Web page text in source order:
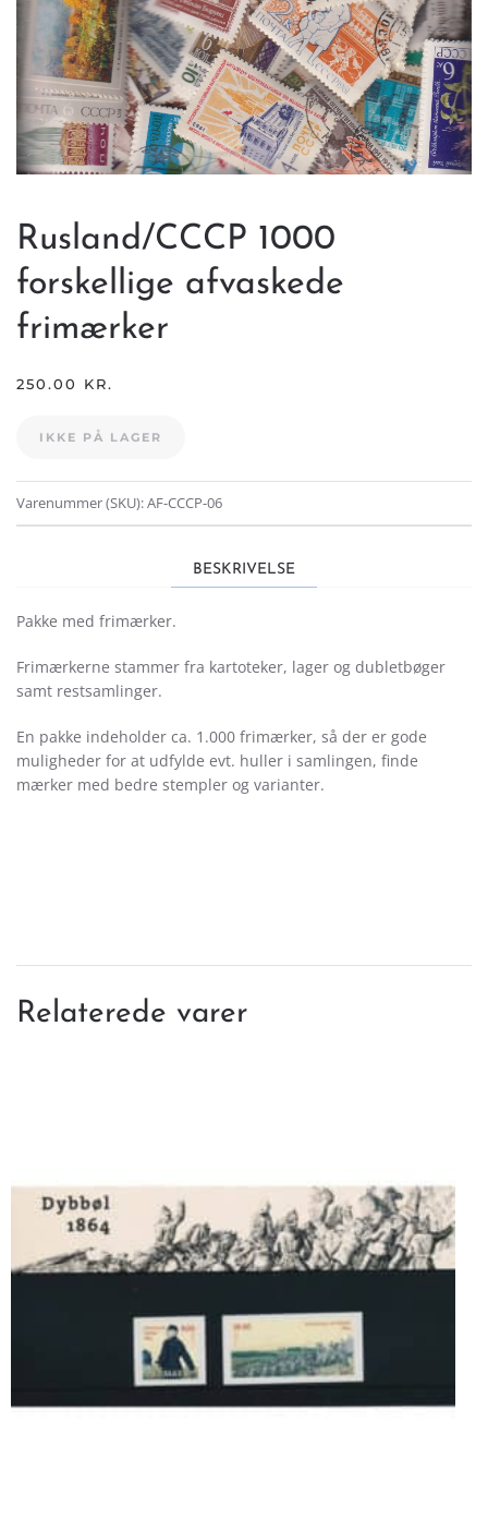
Rusland/CCCP 1000
forskellige afvaskede
frimærker
250.00 KR.
IKKE PÅ LAGER
Varenummer (SKU):AF-CCCP-06
BESKRIVELSE
Pakke med frimærker.
Frimærkerne stammer fra kartoteker, lager og dubletbøger
samt restsamlinger.
En pakke indeholder ca. 1.000 frimærker, så der er gode
muligheder for at udfylde evt. huller i samlingen, finde
mærker med bedre stempler og varianter.
Relaterede varer